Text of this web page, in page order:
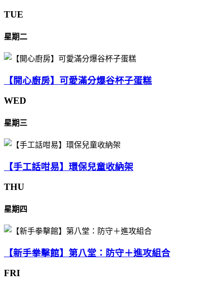
TUE
星期二
【開心廚房】可愛滿分爆谷杯子蛋糕
WED
星期三
【手工話咁易】環保兒童收納架
THU
星期四
【新手拳擊館】第八堂：防守＋進攻組合
FRI